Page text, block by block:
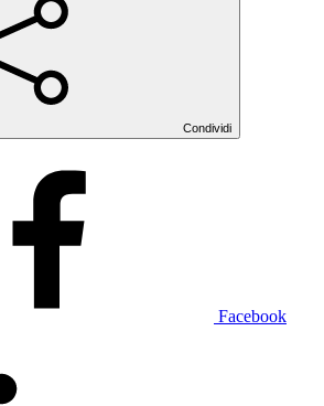
Condividi
Facebook